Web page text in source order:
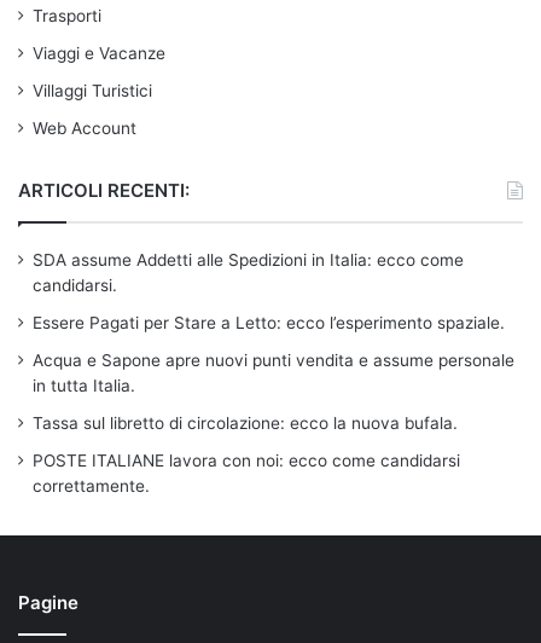
Trasporti
Viaggi e Vacanze
Villaggi Turistici
Web Account
ARTICOLI RECENTI:
SDA assume Addetti alle Spedizioni in Italia: ecco come
candidarsi.
Essere Pagati per Stare a Letto: ecco l’esperimento spaziale.
Acqua e Sapone apre nuovi punti vendita e assume personale
in tutta Italia.
Tassa sul libretto di circolazione: ecco la nuova bufala.
POSTE ITALIANE lavora con noi: ecco come candidarsi
correttamente.
Pagine